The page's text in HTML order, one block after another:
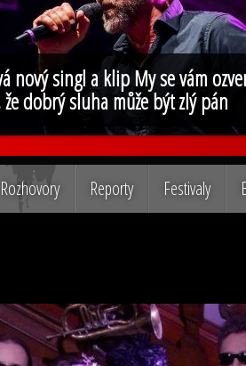
nový singl a klip My se vám
dobrý sluha může být zlý pán
Rozhovory Reporty Festivaly